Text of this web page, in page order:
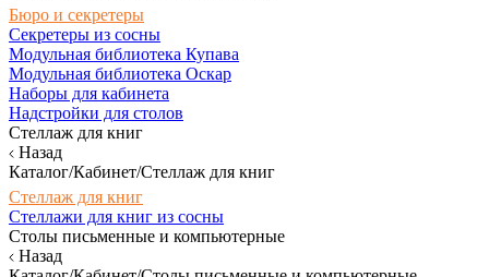
Бюро и секретеры
Секретеры из сосны
Модульная библиотека Купава
Модульная библиотека Оскар
Наборы для кабинета
Надстройки для столов
Стеллаж для книг
Назад
Каталог/Кабинет/Стеллаж для книг
Стеллаж для книг
Стеллажи для книг из сосны
Столы письменные и компьютерные
Назад